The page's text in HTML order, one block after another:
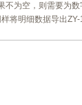
为空，则需要为
将明细数据导出